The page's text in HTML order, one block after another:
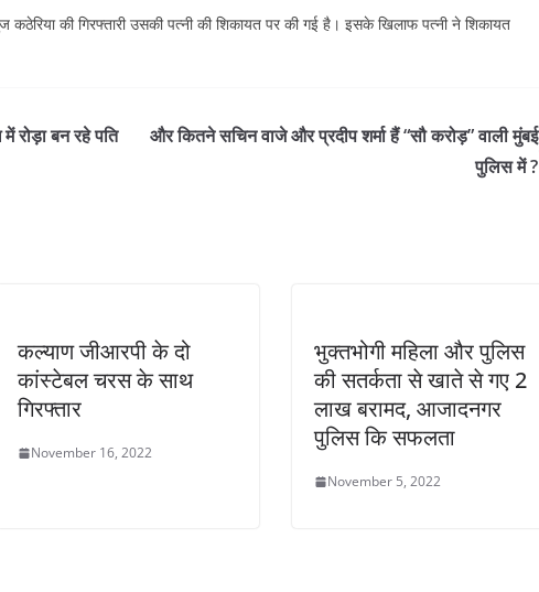
कठेरिया की गिरफ्तारी उसकी पत्नी की शिकायत पर की गई है। इसके खिलाफ पत्नी ने शिकायत
रोड़ा बन रहे पति
और कितने सचिन वाजे और प्रदीप शर्मा हैं “सौ करोड़” वाली मुंबई
पुलिस में ?
कल्याण जीआरपी के दो
कांस्टेबल चरस के साथ
गिरफ्तार
November 16, 2022
भुक्तभोगी महिला और पुलिस
की सतर्कता से खाते से गए 2
लाख बरामद, आजादनगर
पुलिस कि सफलता
November 5, 2022